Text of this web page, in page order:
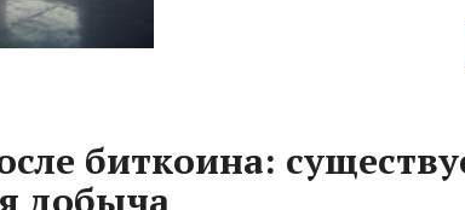
биткоина:
добыча